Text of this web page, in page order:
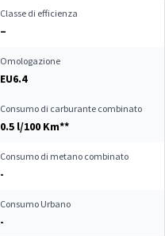
Classe di efficienza
–
Omologazione
EU6.4
Consumo di carburante combinato
0.5 l/100 Km**
Consumo di metano combinato
-
Consumo Urbano
-